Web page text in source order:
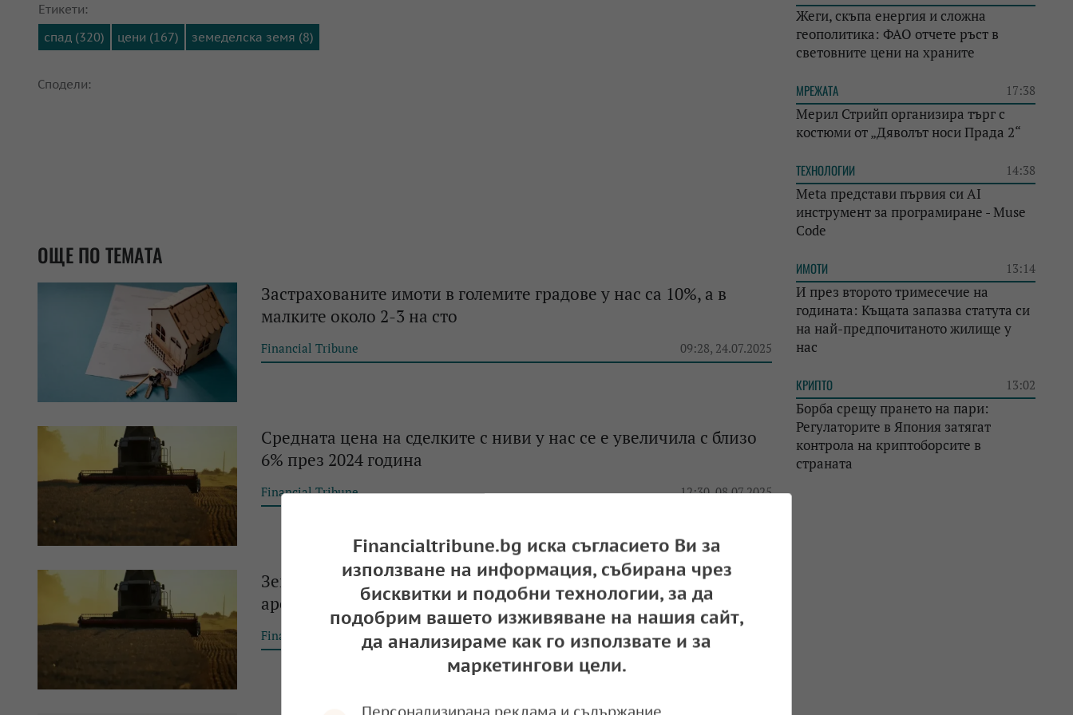
Етикети:
спад (320)
цени (167) земеделска земя (8)
Сподели:
ОЩЕ ПО ТЕМАТА
Застрахованите имоти в големите градове у нас са 10%, а в
малките около 2-3 на сто
Financial Tribune 09:28, 24.07.2025
Средната цена на сделките с ниви у нас се е увеличила с близо
6% през 2024 година
Financial Tribune 12:30, 08.07.2025
Земеделското министерство готви промени в Закона за
арендата
Financial Tribune 09:50, 27.01.2024
Жеги, скъпа енергия и сложна
геополитика: ФАО отчете ръст в
световните цени на храните
МРЕЖАТА 17:38
Мерил Стрийп организира търг с
костюми от „Дяволът носи Прада 2“
ТЕХНОЛОГИИ 14:38
Meta представи първия си AI
инструмент за програмиране - Muse
Code
ИМОТИ 13:14
И през второто тримесечие на
годината: Къщата запазва статута си
на най-предпочитаното жилище у
нас
КРИПТО 13:02
Борба срещу прането на пари:
Регулаторите в Япония затягат
контрола на криптоборсите в
страната
Financialtribune.bg иска съгласието Ви за
използване на информация, събирана чрез
бисквитки и подобни технологии, за да
подобрим вашето изживяване на нашия сайт,
да анализираме как го използвате и за
маркетингови цели.